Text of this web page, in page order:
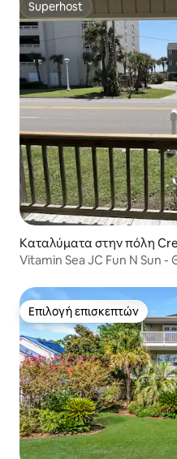
Superhost
Superhost
Καταλύματα στην πόλη
Vitamin Sea JC Fun N Sun
Επιλογή επισκεπτών
Επιλογή επισκεπτών